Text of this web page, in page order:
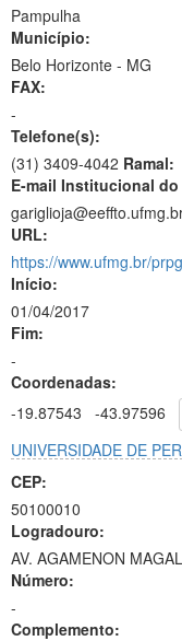
Pampulha
Município:
Belo Horizonte - MG
FAX:
-
Telefone(s):
(31) 3409-4042 Ramal:
E-mail Institucional do
URL:
https://www.ufmg.br/
Início:
01/04/2017
Fim:
-
Coordenadas:
-19.87543
-43.97596
UNIVERSIDADE DE
CEP:
50100010
Logradouro:
AV. AGAMENON
Número:
-
Complemento: